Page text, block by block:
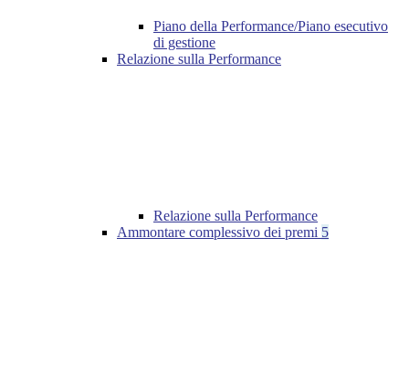
Piano della Performance/Piano esecutivo
di gestione
Relazione sulla Performance
Relazione sulla Performance
Ammontare complessivo dei premi 5